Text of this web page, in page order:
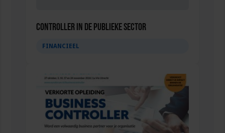
Controller in de publieke sector
FINANCIEEL